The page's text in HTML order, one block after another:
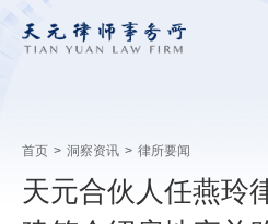
首页 > 洞察资讯 > 律所要闻
天元合伙人任燕玲